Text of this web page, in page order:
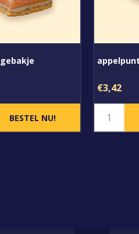
€3,42